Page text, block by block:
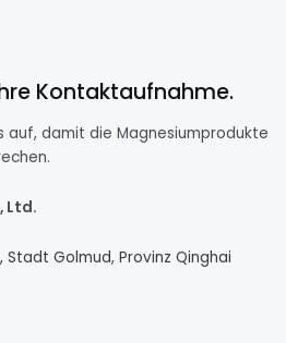
Kontaktaufnahme.
auf, damit die Magnesiumprodukte
Ltd.
Golmud, Provinz Qinghai